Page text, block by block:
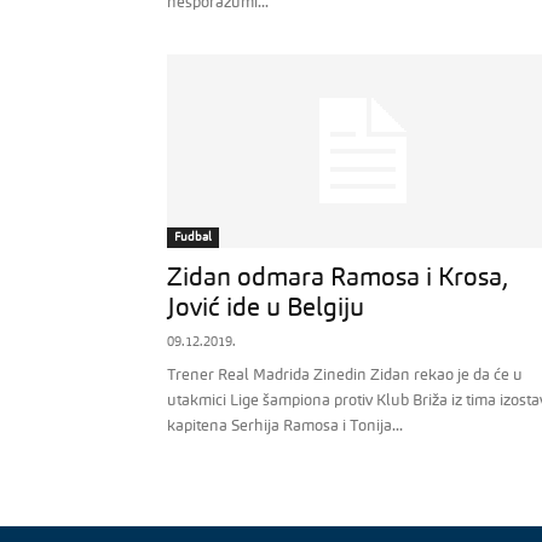
Fudbal
Zidan odmara Ramosa i Krosa,
Jović ide u Belgiju
09.12.2019.
Trener Real Madrida Zinedin Zidan rekao je da će u
utakmici Lige šampiona protiv Klub Briža iz tima
kapitena Serhija Ramosa i Tonija...